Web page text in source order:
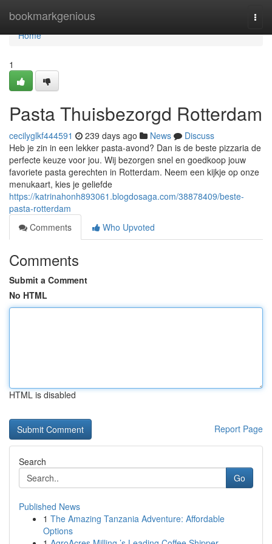
bookmarkgenious
Home
Home
1
Pasta Thuisbezorgd Rotterdam
cecilyglkf444591 239 days ago News
Discuss
Heb je zin in een lekker pasta-avond? Dan is de beste pizzaria de
perfecte keuze voor jou. Wij bezorgen snel en goedkoop jouw
favoriete pasta gerechten in Rotterdam. Neem een kijkje op onze
menukaart, kies je geliefde
https://katrinahonh893061.blogdosaga.com/38878409/beste-
pasta-rotterdam
Comments
Who Upvoted
Comments
Submit a Comment
No HTML
HTML is disabled
Report Page
Search
Go
Published News
1 The Amazing Tanzania Adventure: Affordable
Options